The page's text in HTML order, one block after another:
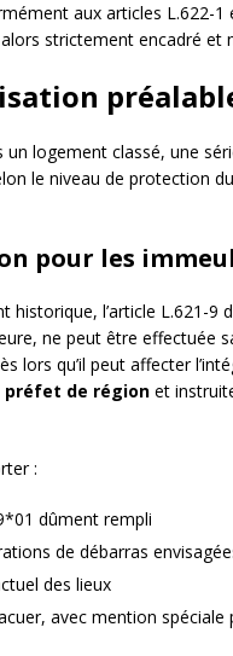
aux articles L.622-
strictement encadré
logement classé, une
le niveau de protection
pour les
historique, l’article L.621-9
ne peut être effectuée
lors qu’il peut affecter
préfet de région et
:
dûment rempli
de débarras
des lieux
avec mention